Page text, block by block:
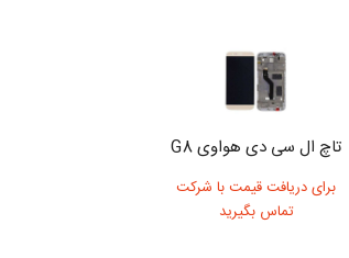
تاچ ال سی دی هواوی G8
برای دریافت قیمت با شرکت
تماس بگیرید